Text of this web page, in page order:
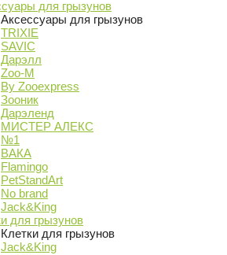
для грызунов
Аксессуары для грызунов
TRIXIE
SAVIC
Дарэлл
Zoo-M
By Zooexpress
Зооник
Дарэленд
МИСТЕР АЛЕКС
№1
ВАКА
Flamingo
PetStandArt
No brand
Jack&King
для грызунов
Клетки для грызунов
Jack&King